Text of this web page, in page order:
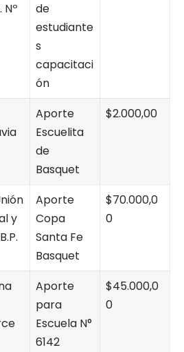
de
estudiante
s
capacitaci
ón
Aporte
Escuelita
de
Basquet
$2.000,00
y
Aporte
Copa
Santa Fe
Basquet
$70.000,0
0
Aporte
para
Escuela N°
6142
$45.000,0
0